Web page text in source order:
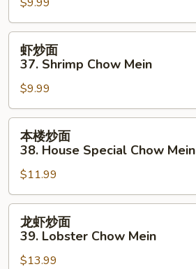
36.
Vegetable
Chow
Mein
37.
Shrimp
Chow
Mein
虾炒面
37. Shrimp Chow Mein
$9.99
38.
House
Special
Chow
Mein
本楼炒面
38. House Special Chow Mein
$11.99
龙虾炒面
39. Lobster Chow Mein
$13.99